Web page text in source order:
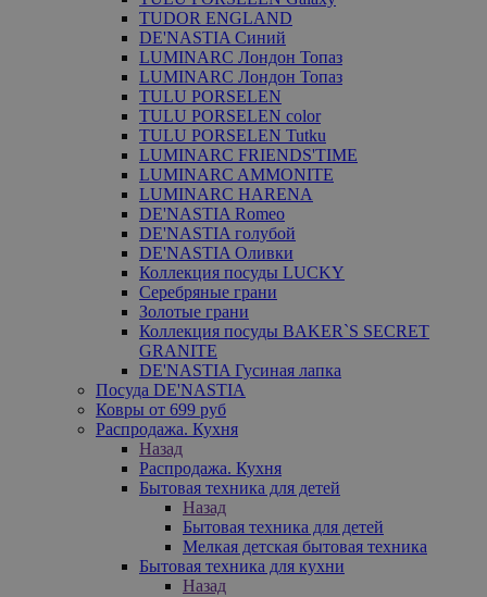
TUDOR ENGLAND
DE'NASTIA Синий
LUMINARC Лондон Топаз
LUMINARC Лондон Топаз
TULU PORSELEN
TULU PORSELEN color
TULU PORSELEN Tutku
LUMINARC FRIENDS'TIME
LUMINARC AMMONITE
LUMINARC HARENA
DE'NASTIA Romeo
DE'NASTIA голубой
DE'NASTIA Оливки
Коллекция посуды LUCKY
Серебряные грани
Золотые грани
Коллекция посуды BAKER`S SECRET
GRANITE
DE'NASTIA Гусиная лапка
Посуда DE'NASTIA
Ковры от 699 руб
Распродажа. Кухня
Назад
Распродажа. Кухня
Бытовая техника для детей
Назад
Бытовая техника для детей
Мелкая детская бытовая техника
Бытовая техника для кухни
Назад